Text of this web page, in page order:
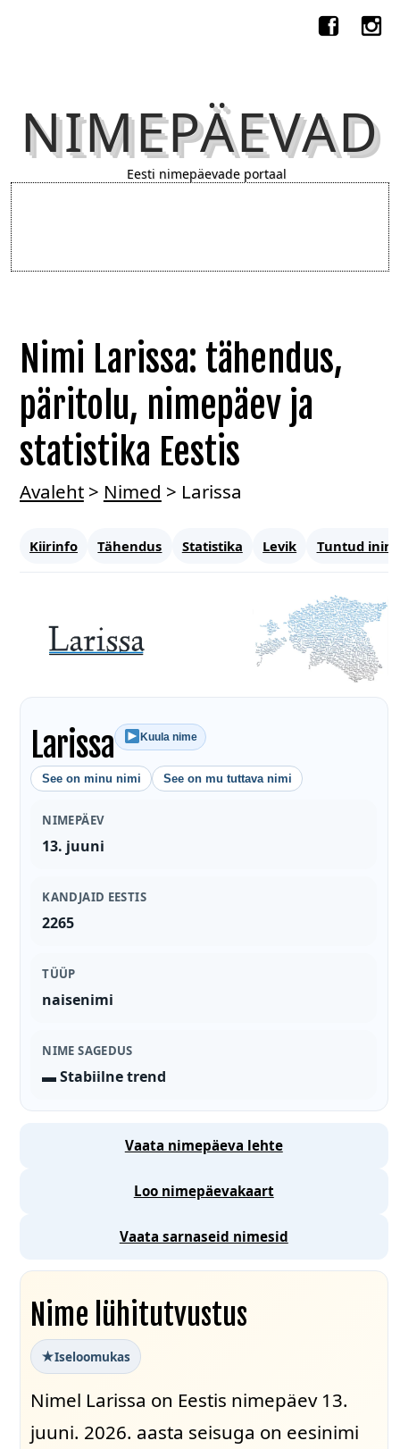
NIMEPÄEVAD
Eesti nimepäevade portaal
Nimi Larissa: tähendus,
päritolu, nimepäev ja
statistika Eestis
Avaleht> Nimed > Larissa
Kiirinfo Tähendus Statistika Levik Tuntud
Larissa Kuula nime
See on minu nimi See on mu tuttava nimi
NIMEPÄEV
13. juuni
KANDJAID EESTIS
2265
TÜÜP
naisenimi
NIME SAGEDUS
▬ Stabiilne trend
Vaata nimepäeva lehte
Loo nimepäevakaart
Vaata sarnaseid nimesid
Nime lühitutvustus
Iseloomukas
Nimel Larissa on Eestis nimepäev 13.
juuni. 2026. aasta seisuga on eesinimi